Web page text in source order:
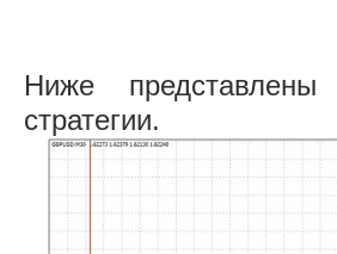
Ниже представлены
стратегии.